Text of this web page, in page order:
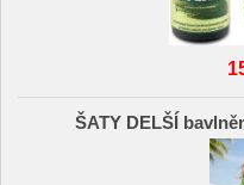
ŠATY DELŠÍ